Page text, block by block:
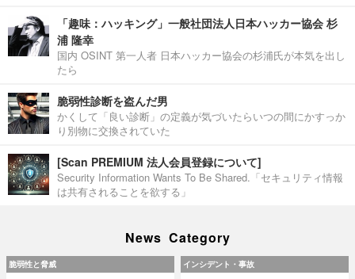
「趣味：ハッキング」一般社団法人日本ハッカー協会 杉
浦 隆幸
国内 OSINT 第一人者 日本ハッカー協会の杉浦氏が本気を出し
たら
脆弱性診断を盗んだ男
かくして「良い診断」の定義が気づいたらいつの間にかすっか
り別物に交換されていた
[Scan PREMIUM 法人会員登録について]
Security Information Wants To Be Shared.「セキュリティ情報
は共有されることを欲する」
News Category
脆弱性と脅威 インシデント・事故